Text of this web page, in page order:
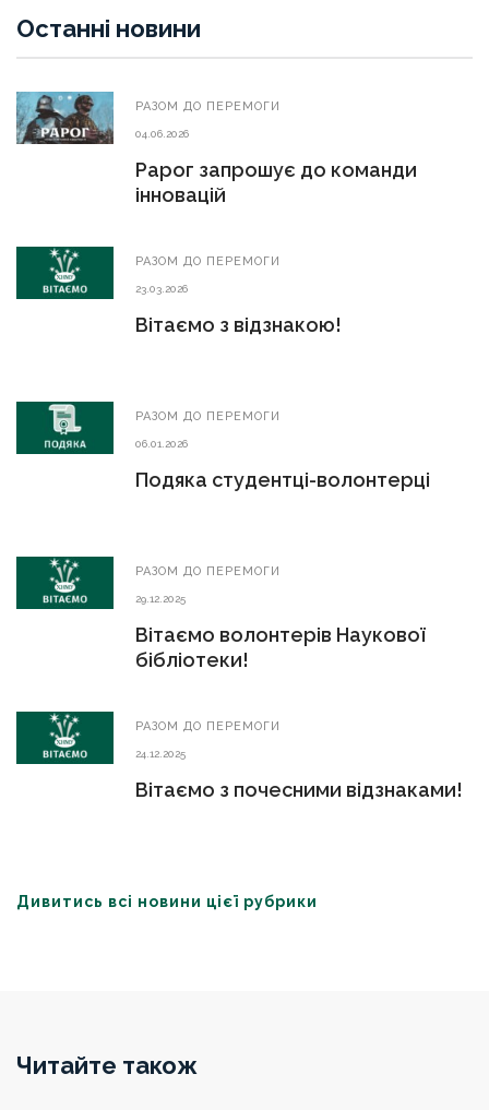
Останні новини
РАЗОМ ДО ПЕРЕМОГИ
04.06.2026
Рарог запрошує до команди
інновацій
РАЗОМ ДО ПЕРЕМОГИ
23.03.2026
Вітаємо з відзнакою!
РАЗОМ ДО ПЕРЕМОГИ
06.01.2026
Подяка студентці-волонтерці
РАЗОМ ДО ПЕРЕМОГИ
29.12.2025
Вітаємо волонтерів Наукової
бібліотеки!
РАЗОМ ДО ПЕРЕМОГИ
24.12.2025
Вітаємо з почесними відзнаками!
Дивитись всі новини цієї рубрики
Читайте також